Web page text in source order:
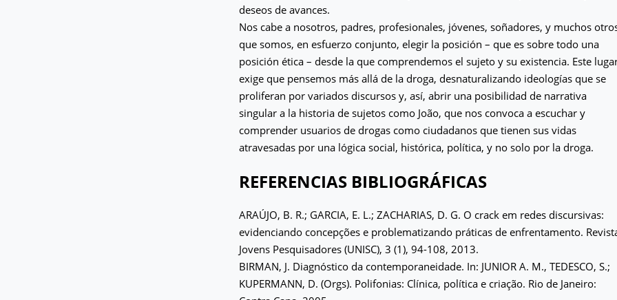
deseos de avances.
Nos cabe a nosotros, padres, profesionales, jóvenes, soñadores, y muchos
que somos, en esfuerzo conjunto, elegir la posición – que es sobre todo una
posición ética – desde la que comprendemos el sujeto y su existencia. Este
exige que pensemos más allá de la droga, desnaturalizando ideologías que se
proliferan por variados discursos y, así, abrir una posibilidad de narrativa
singular a la historia de sujetos como João, que nos convoca a escuchar y
comprender usuarios de drogas como ciudadanos que tienen sus vidas
atravesadas por una lógica social, histórica, política, y no solo por la droga.
REFERENCIAS BIBLIOGRÁFICAS
ARAÚJO, B. R.; GARCIA, E. L.; ZACHARIAS, D. G. O crack em redes discursivas:
evidenciando concepções e problematizando práticas de enfrentamento.
Jovens Pesquisadores (UNISC), 3 (1), 94-108, 2013.
BIRMAN, J. Diagnóstico da contemporaneidade. In: JUNIOR A. M., TEDESCO, S.;
KUPERMANN, D. (Orgs). Polifonias: Clínica, política e criação. Rio de Janeiro: